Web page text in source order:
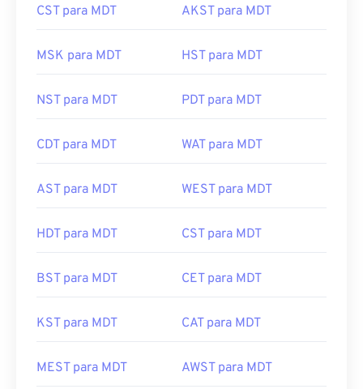
CST para MDT AKST para MDT
MSK para MDT HST para MDT
NST para MDT PDT para MDT
CDT para MDT WAT para MDT
AST para MDT WEST para MDT
HDT para MDT CST para MDT
BST para MDT CET para MDT
KST para MDT CAT para MDT
MEST para MDT AWST para MDT